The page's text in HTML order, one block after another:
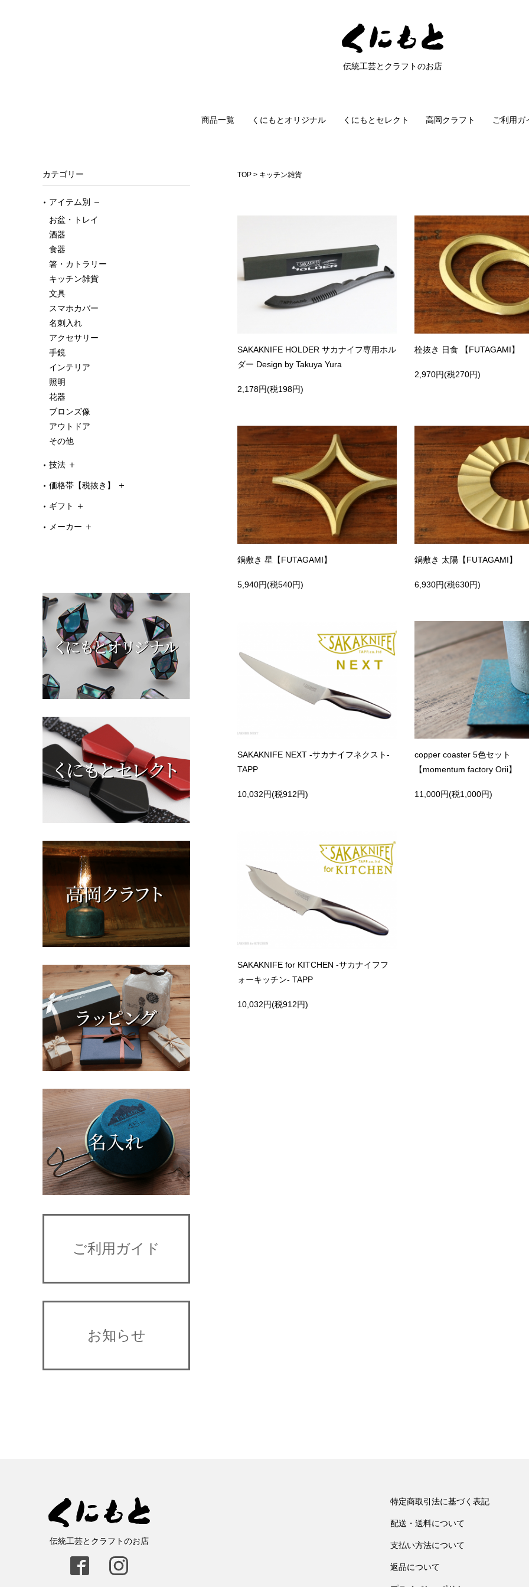
伝統工芸とクラフトのお店
商品一覧 くにもとオリジナル くにもとセレクト 高岡クラフト ご利用ガ
TOP キッチン雑貨
SAKAKNIFE HOLDER サカナイフ専用ホル
ダー Design by Takuya Yura
2,178円(税198円)
栓抜き 日食 【FUTAGAMI】
2,970円(税270円)
鍋敷き 星【FUTAGAMI】
5,940円(税540円)
鍋敷き 太陽【FUTAGAMI】
6,930円(税630円)
SAKAKNIFE NEXT -サカナイフネクスト-
TAPP
10,032円(税912円)
copper coaster 5色セット
【momentum factory Orii】
11,000円(税1,000円)
SAKAKNIFE for KITCHEN -サカナイフフ
ォーキッチン- TAPP
10,032円(税912円)
カテゴリー
アイテム別
お盆・トレイ
酒器
食器
箸・カトラリー
キッチン雑貨
文具
スマホカバー
名刺入れ
アクセサリー
手鏡
インテリア
照明
花器
ブロンズ像
アウトドア
その他
技法
価格帯【税抜き】
ギフト
メーカー
ご利用ガイド
お知らせ
伝統工芸とクラフトのお店
特定商取引法に基づく表記
配送・送料について
支払い方法について
返品について